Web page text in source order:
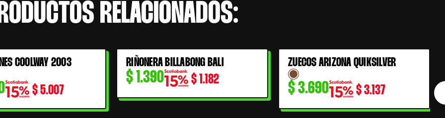
RELACIONADOS:
COOLWAY 2003
$5.007
RIÑONERA BILLABONG BALI
$ 1.390 $ 1.182
ZUECOS ARIZONA QUIKSILVER
$3.690 $3.137